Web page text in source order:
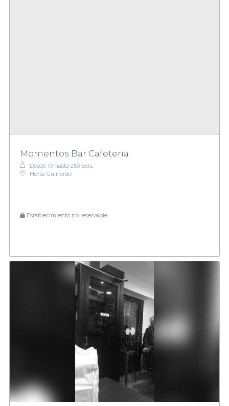
Momentos Bar Cafeteria
Desde 10 hasta 250 pers.
Horta-Guinardó
Establecimiento no reservable